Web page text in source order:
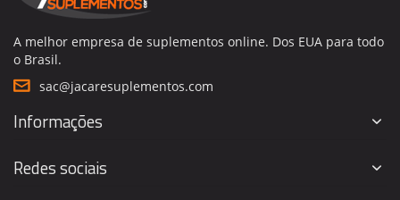
A melhor empresa de suplementos online. Dos EUA para todo
o Brasil.
sac@jacaresuplementos.com
Informações
Redes sociais